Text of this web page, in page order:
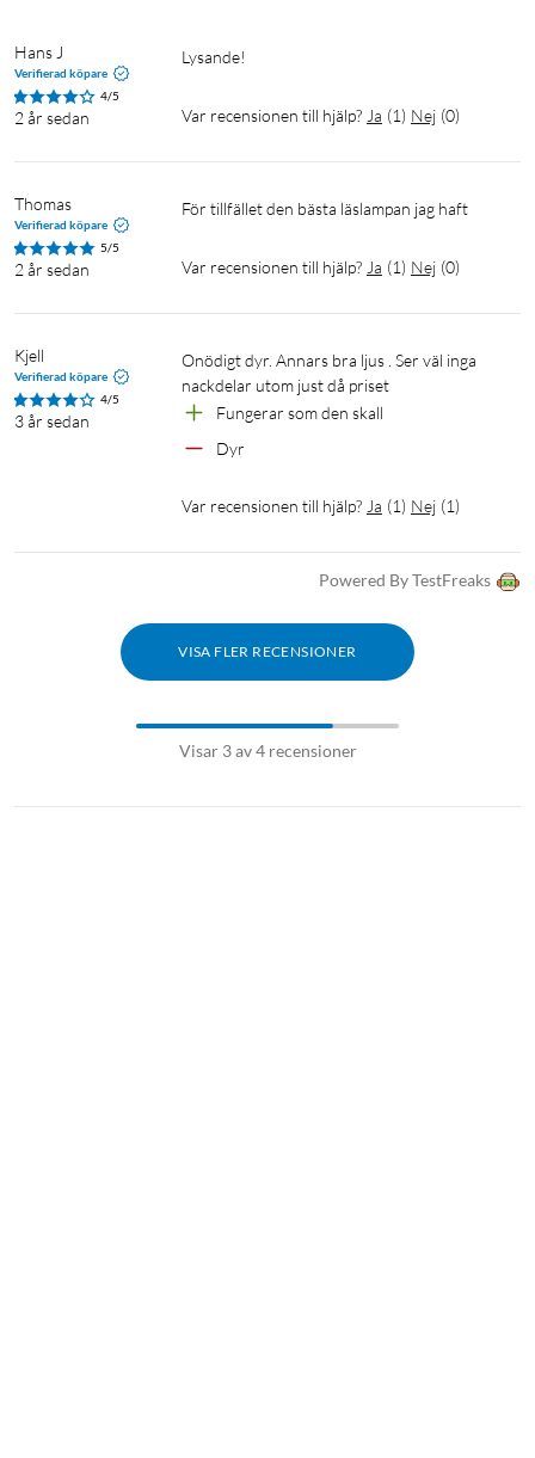
Hans J
Verifierad köpare
4/5
2 år sedan
Lysande!
Var recensionen till hjälp? Ja (1) Nej (0)
Thomas
Verifierad köpare
5/5
2 år sedan
För tillfället den bästa läslampan jag haft
Var recensionen till hjälp? Ja (1) Nej (0)
Kjell
Verifierad köpare
4/5
3 år sedan
Onödigt dyr. Annars bra ljus . Ser väl inga
nackdelar utom just då priset
Fungerar som den skall
Dyr
Var recensionen till hjälp? Ja (1) Nej (1)
Powered By TestFreaks
VISA FLER RECENSIONER
Visar 3 av 4 recensioner